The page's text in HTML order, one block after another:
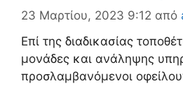
23 Μαρτίου, 2023 9:12 από
Επί της διαδικασίας
μονάδες και ανάληψης
προσλαμβανόμενοι